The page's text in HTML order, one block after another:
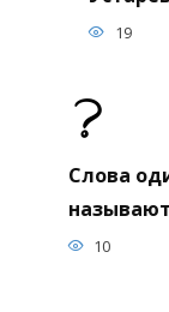
19
Слова
10